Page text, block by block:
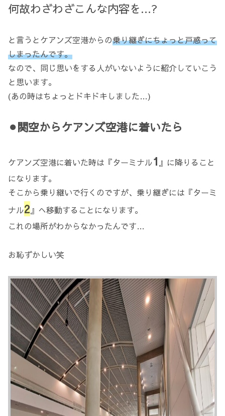
何故わざわざこんな内容を…?
と言うとケアンズ空港からの乗り継ぎにちょっと戸惑って
しまったんです。
なので、同じ思いをする人がいないように紹介していこう
と思います。
(あの時はちょっとドキドキしました…)
⚫︎関空からケアンズ空港に着いたら
ケアンズ空港に着いた時は『ターミナル1 』に降りること
になります。
そこから乗り継いで行くのですが、乗り継ぎには『ターミ
ナル2 』へ移動することになります。
これの場所がわからなかったんです…
お恥ずかしい笑